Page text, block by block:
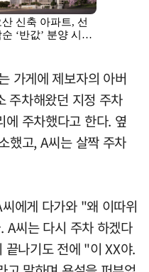
가게에 제보자의 아버
주차해왔던 지정 주차
에 주차했다고 한다. 옆
했고, A씨는 살짝 주차
에게 다가와 "왜 이따위
A씨는 다시 주차 하겠다
나기도 전에 "이 XX야.